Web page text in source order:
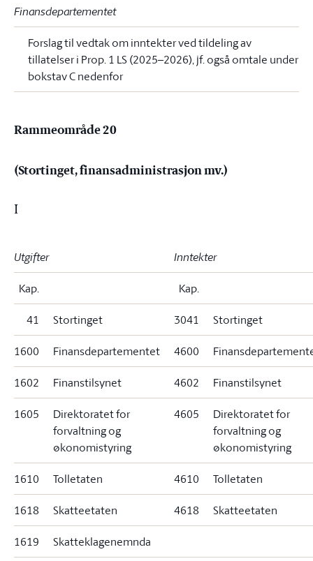
Finansdepartementet
Forslag til vedtak om inntekter ved tildeling av
tillatelser i Prop. 1 LS (2025–2026), jf. også omtale under
bokstav C nedenfor
Rammeområde 20
(Stortinget, finansadministrasjon mv.)
I
Utgifter Inntekter
Kap. Kap.
41 Stortinget 3041 Stortinget
1600 Finansdepartementet 4600
1602 Finanstilsynet 4602 Finanstilsynet
1605
Direktoratet for
forvaltning og
økonomistyring
4605
Direktoratet for
forvaltning og
økonomistyring
1610 Tolletaten 4610 Tolletaten
1618 Skatteetaten 4618 Skatteetaten
1619 Skatteklagenemnda